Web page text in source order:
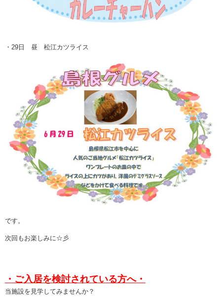
・29日 昼 松江カツライス
です。
次回もお楽しみに☆彡
・ご入居を検討されている方へ・
当施設を見学してみませんか？